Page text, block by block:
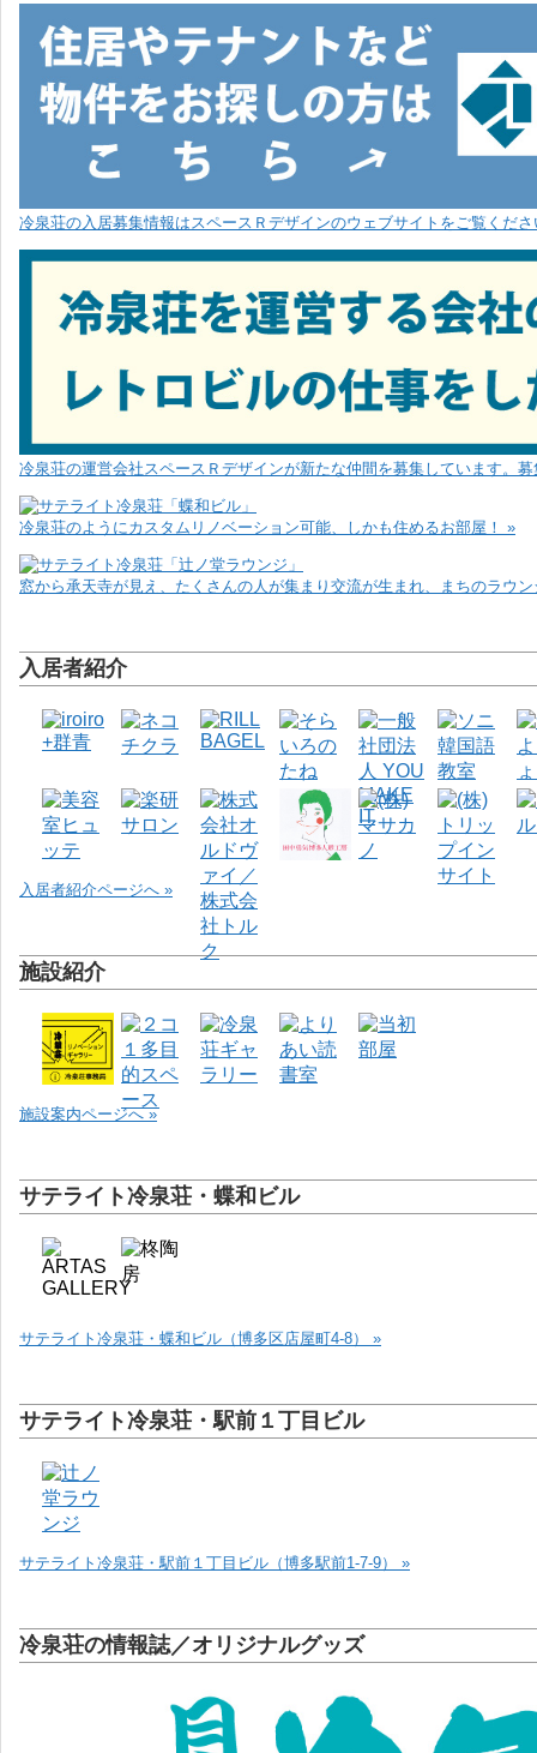
冷泉荘の入居募集情報はスペースＲデザインのウェブサイトをご覧くだ
冷泉荘の運営会社スペースＲデザインが新たな仲間を募集しています。
冷泉荘のようにカスタムリノベーション可能、しかも住めるお部屋！ »
窓から承天寺が見え、たくさんの人が集まり交流が生まれ、まちのラウ
入居者紹介
入居者紹介ページへ »
施設紹介
施設案内ページへ »
サテライト冷泉荘・蝶和ビル
サテライト冷泉荘・蝶和ビル（博多区店屋町4-8） »
サテライト冷泉荘・駅前１丁目ビル
サテライト冷泉荘・駅前１丁目ビル（博多駅前1-7-9） »
冷泉荘の情報誌／オリジナルグッズ